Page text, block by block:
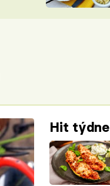
ŠÉFREDAKTORKY
Hit týdne